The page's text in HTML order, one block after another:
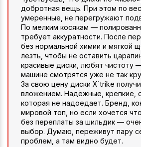
добротная вещь. При этом по
умеренные, не перегружают
По мелким косякам —
требует аккуратности. После
без нормальной химии и мягкой
лезть, чтобы не оставить
красивые диски, любят чистоту
машине смотрятся уже не так
За свою цену диски X`trike
вложением. Надёжные, крепкие,
которая не надоедает. Бренд,
мировой топ, но если хочется
без переплаты за шильдик —
выбор. Думаю, переживут пару
проблем, а там видно будет.